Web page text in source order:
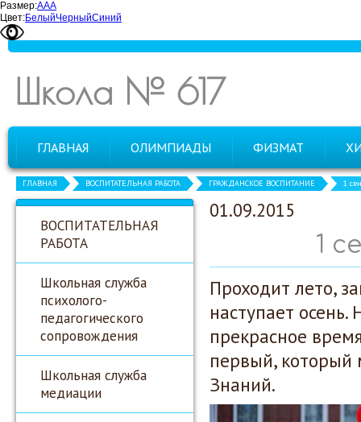
Размер:ААА
Цвет:БелыйЧерныйСиний
Школа № 617
ГЛАВНАЯ ОЛИМПИАДЫ ФИЗМАТ
ГЛАВНАЯ ВОСПИТАТЕЛЬНАЯ РАБОТА ГРАЖДАНСКОЕ ВОСПИТАНИЕ 1
ВОСПИТАТЕЛЬНАЯ
РАБОТА
Школьная служба
психолого-
педагогического
сопровождения
Школьная служба
медиации
01.09.2015
1
Проходит лето,
наступает осень.
прекрасное
первый, который
Знаний.